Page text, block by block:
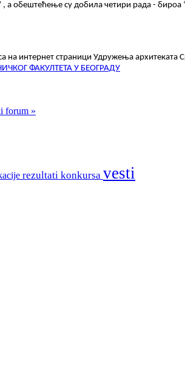
, а обештећење су добила четири рада - бироа
на интернет страници Удружења архитеката
ФАКУЛТЕТА У БЕОГРАДУ
forum »
rezultati konkursa vesti